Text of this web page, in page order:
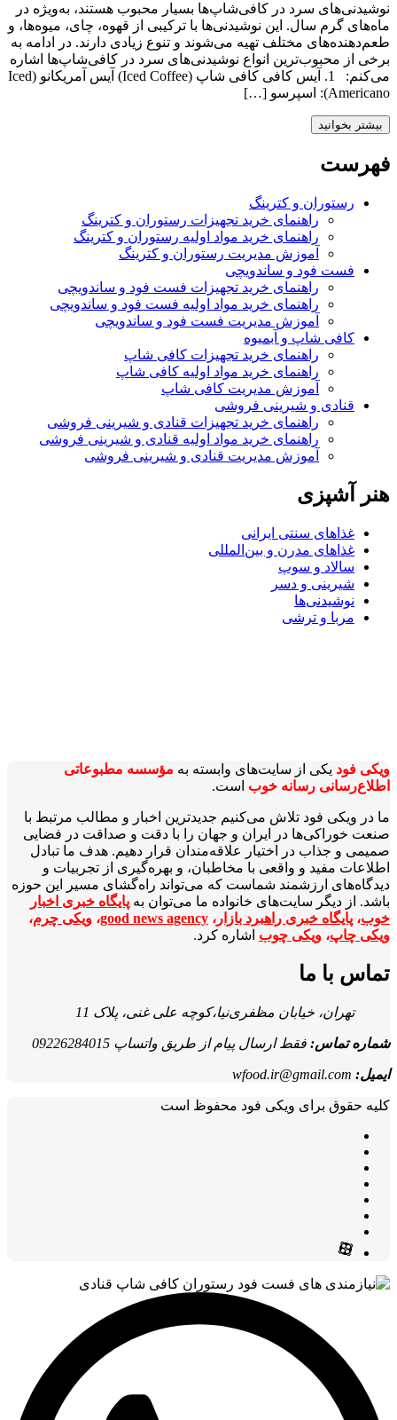
نوشیدنی‌های سرد در کافی‌شاپ‌ها بسیار محبوب هستند، به‌ویژه در
ماه‌های گرم سال. این نوشیدنی‌ها با ترکیبی از قهوه، چای، میوه‌ها، و
طعم‌دهنده‌های مختلف تهیه می‌شوند و تنوع زیادی دارند. در ادامه به
برخی از محبوب‌ترین انواع نوشیدنی‌های سرد در کافی‌شاپ‌ها اشاره
می‌کنم: 1. آیس کافی کافی شاپ (Iced Coffee) آیس آمریکانو (Iced
Americano): اسپرسو […]
بیشتر بخوانید
فهرست
رستوران و کترینگ
راهنمای خرید تجهیزات رستوران و کترینگ
راهنمای خرید مواد اولیه رستوران و کترینگ
آموزش مدیریت رستوران و کترینگ
فست فود و ساندویچی
راهنمای خرید تجهیزات فست فود و ساندویچی
راهنمای خرید مواد اولیه فست فود و ساندویچی
آموزش مدیریت فست فود و ساندویچی
کافی شاپ و آبمیوه
راهنمای خرید تجهیزات کافی شاپ
راهنمای خرید مواد اولیه کافی‌ شاپ‌
آموزش مدیریت کافی شاپ
قنادی و شیرینی فروشی
راهنمای خرید تجهیزات قنادی و شیرینی فروشی
راهنمای خرید مواد اولیه قنادی و شیرینی فروشی
آموزش مدیریت قنادی و شیرینی فروشی
هنر آشپزی
غذاهای سنتی ایرانی
غذاهای مدرن و بین‌المللی
سالاد و سوپ
شیرینی و دسر
نوشیدنی‌ها
مربا و ترشی
ویکی‌ فود یکی از سایت‌های وابسته به مؤسسه مطبوعاتی
اطلاع‌رسانی رسانه خوب است.
ما در ویکی‌ فود تلاش می‌کنیم جدیدترین اخبار و مطالب مرتبط با
صنعت خوراکی‌ها در ایران و جهان را با دقت و صداقت در فضایی
صمیمی و جذاب در اختیار علاقه‌مندان قرار دهیم. هدف ما تبادل
اطلاعات مفید و واقعی با مخاطبان، و بهره‌گیری از تجربیات و
دیدگاه‌های ارزشمند شماست که می‌تواند راه‌گشای مسیر این حوزه
باشد. از دیگر سایت‌های خانواده ما می‌توان به پایگاه خبری اخبار
خوب، پایگاه خبری راهبرد بازار ، good news agency، ویکی چرم،
ویکی چاپ، ویکی چوب اشاره کرد.
تماس با ما
تهران، خیابان مظفری‌نیا،کوچه علی غنی، پلاک 11
شماره تماس: فقط ارسال پیام از طریق واتساپ 09226284015
ایمیل: wfood.ir@gmail.com
کلیه حقوق برای ویکی فود محفوظ است